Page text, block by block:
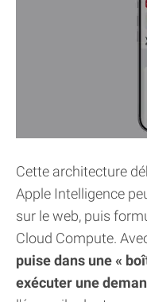
Cette architecture
Apple Intelligence
sur le web, puis
Cloud Compute.
puise dans une «
exécuter une